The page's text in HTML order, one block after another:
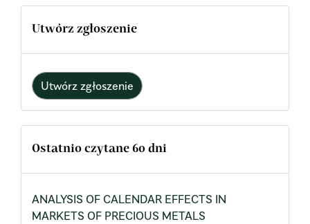
Utwórz zgłoszenie
Utwórz zgłoszenie
Ostatnio czytane 60 dni
ANALYSIS OF CALENDAR EFFECTS IN
MARKETS OF PRECIOUS METALS